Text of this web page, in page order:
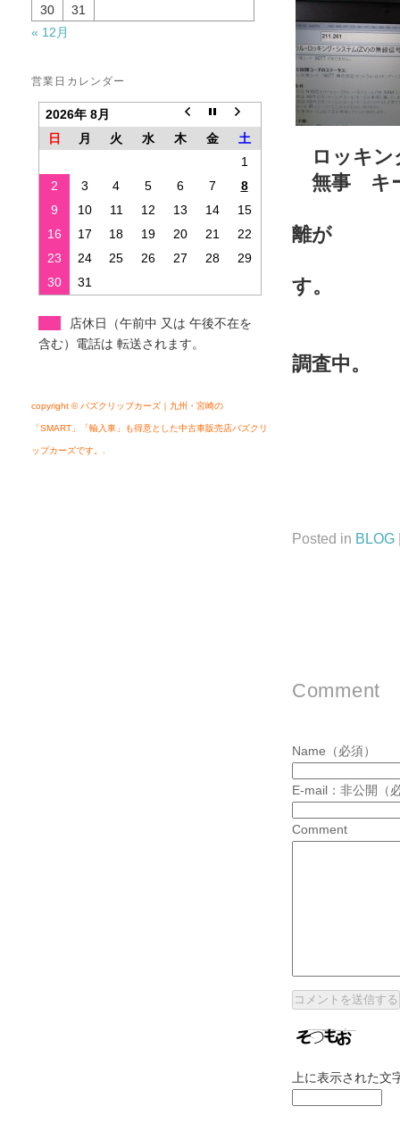
30
31
« 12月
営業日カレンダー
2026年 8月
日
月 火 水 木 金
土
1
2
3 4 5 6 7
8
9
10 11 12 13 14
15
16
17 18 19 20 21
22
23
24 25 26 27 28
29
30
31
店休日（午前中 又は 午後不在を
含む）電話は 転送されます。
copyright © バズクリップカーズ｜九州・宮崎の
「SMART」「輸入車」も得意とした中古車販売店バズクリ
ップカーズです。.
ロッキン
無事 キ
離が
す。
調査中。
Posted in BLOG
Comment
Name（必須）
E-mail：非公開（
Comment
上に表示された文